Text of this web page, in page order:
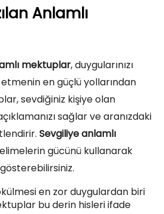
Anlamlı
mektuplar, duygularınızı
en güçlü yollarından
sevdiğiniz kişiye olan
sağlar ve aranızdaki
Sevgiliye anlamlı
gücünü kullanarak